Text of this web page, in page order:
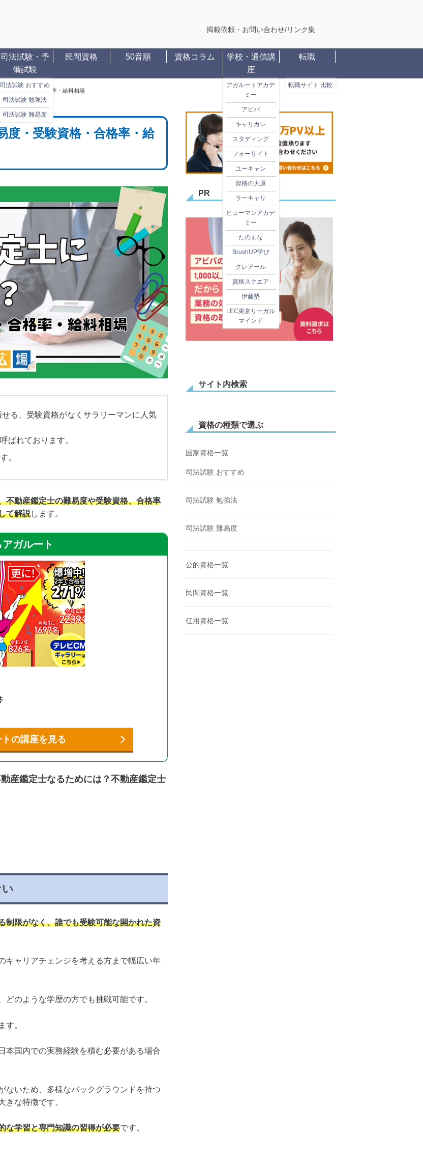
掲載依頼・お問い合わせ/リンク集
司法試験・予
備試験
司法試験 おすすめ
司法試験 勉強法
司法試験 難易度
民間資格 50音順 資格コラム
学校・通信講
座
アガルートアカデ
ミー
アビバ
キャリカレ
スタディング
フォーサイト
ユーキャン
資格の大原
ラーキャリ
ヒューマンアカデ
ミー
たのまな
BrushUP学び
クレアール
資格スクエア
伊藤塾
LEC東京リーガル
マインド
転職
転職サイト 比較
・受験資格・合格率・給料相場
度・受験資格・合格率・給
る、受験資格がなくサラリーマンに人気
ばれております。
。
不動産鑑定士の難易度や受験資格、合格率
て解説します。
ガルート
トの講座を見る
産鑑定士なるためには？不動産鑑定士
制限がなく、誰でも受験可能な開かれた資
キャリアチェンジを考える方まで幅広い年
のような学歴の方でも挑戦可能です。
す。
本国内での実務経験を積む必要がある場合
ないため、多様なバックグラウンドを持つ
きな特徴です。
な学習と専門知識の習得が必要です。
PR
サイト内検索
資格の種類で選ぶ
国家資格一覧
司法試験 おすすめ
司法試験 勉強法
司法試験 難易度
公的資格一覧
民間資格一覧
任用資格一覧